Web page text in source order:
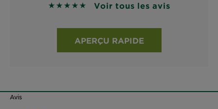
4.8929 sur 5 étoiles basé sur les avis
Voir tous les avis
APERÇU RAPIDE
Avis